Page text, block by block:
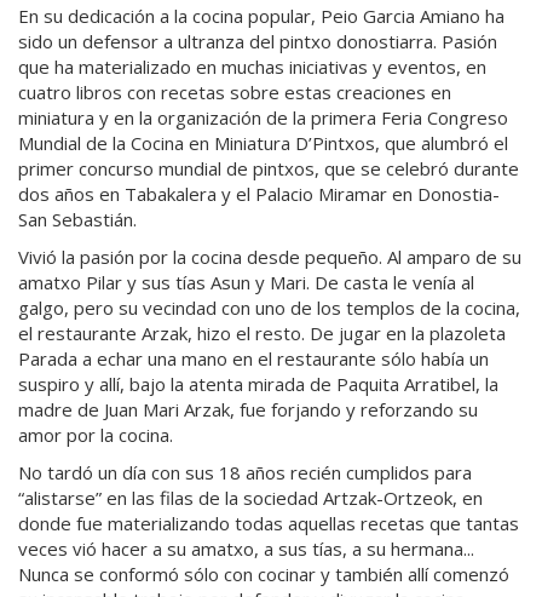
En su dedicación a la cocina popular, Peio Garcia Amiano ha
sido un defensor a ultranza del pintxo donostiarra. Pasión
que ha materializado en muchas iniciativas y eventos, en
cuatro libros con recetas sobre estas creaciones en
miniatura y en la organización de la primera Feria Congreso
Mundial de la Cocina en Miniatura D’Pintxos, que alumbró el
primer concurso mundial de pintxos, que se celebró durante
dos años en Tabakalera y el Palacio Miramar en Donostia-
San Sebastián.
Vivió la pasión por la cocina desde pequeño. Al amparo de su
amatxo Pilar y sus tías Asun y Mari. De casta le venía al
galgo, pero su vecindad con uno de los templos de la cocina,
el restaurante Arzak, hizo el resto. De jugar en la plazoleta
Parada a echar una mano en el restaurante sólo había un
suspiro y allí, bajo la atenta mirada de Paquita Arratibel, la
madre de Juan Mari Arzak, fue forjando y reforzando su
amor por la cocina.
No tardó un día con sus 18 años recién cumplidos para
“alistarse” en las filas de la sociedad Artzak-Ortzeok, en
donde fue materializando todas aquellas recetas que tantas
veces vió hacer a su amatxo, a sus tías, a su hermana...
Nunca se conformó sólo con cocinar y también allí comenzó